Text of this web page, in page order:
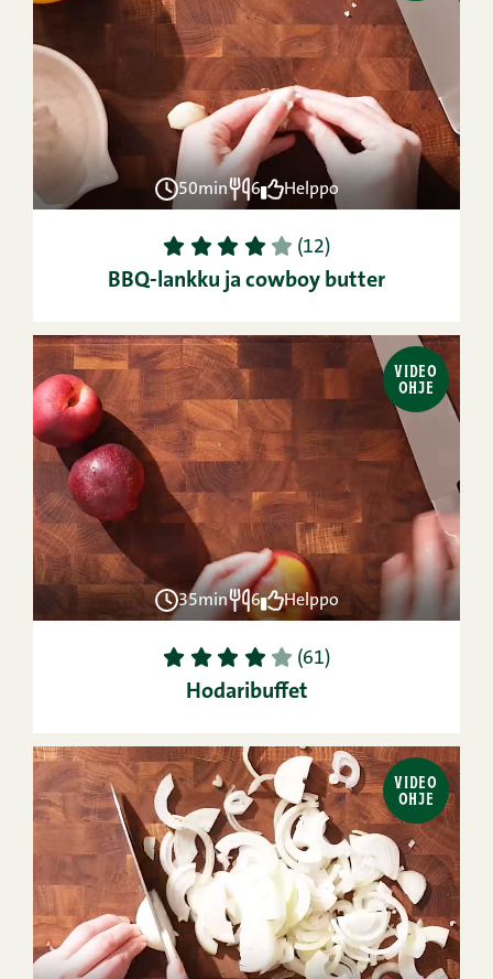
50min 6 Helppo
1 2 3 4 5 (12)
BBQ-lankku ja cowboy butter
VIDEO
OHJE
35min 6 Helppo
1 2 3 4 5 (61)
Hodaribuffet
VIDEO
OHJE